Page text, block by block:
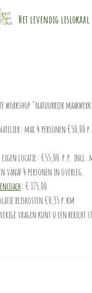
Het levendig leslokaal
workshop "natuurrijk
max.4 personen €50,00
eigen locatie; €55,00 p.p. incl.
vanaf 4 personen in overleg.
; € 175,00
reiskosten €0,35 p.km
vragen kunt u een bericht